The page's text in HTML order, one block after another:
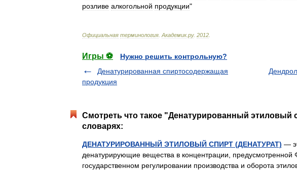
розливе алкогольной продукции"
Официальная терминология Академик.ру. 2012
Игры ⚽
Нужно решить контрольную?
Денатурированная спиртосодержащая
продукция
Смотреть что такое "Денатурированный этиловый
словарях:
ДЕНАТУРИРОВАННЫЙ ЭТИЛОВЫЙ СПИРТ (ДЕНАТУРАТ) —
денатурирующие вещества в концентрации,
государственном регулировании производства и оборота